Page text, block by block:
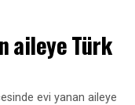
aileye Türk
evi yanan aileye